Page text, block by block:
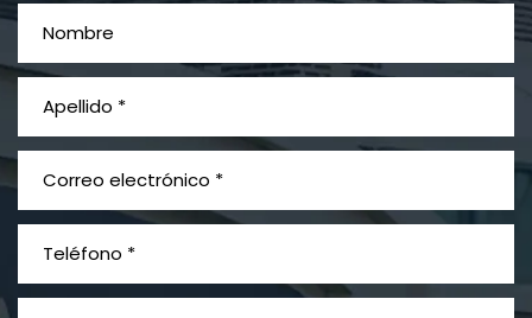
¿Qué es el mesotelioma?